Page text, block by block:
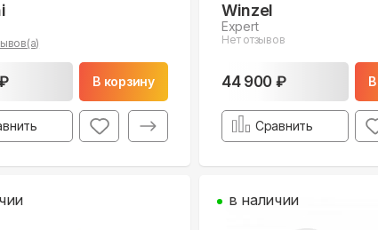
В корзину
Winzel
Expert
Нет отзывов
44 900 ₽
Сравнить
в наличии